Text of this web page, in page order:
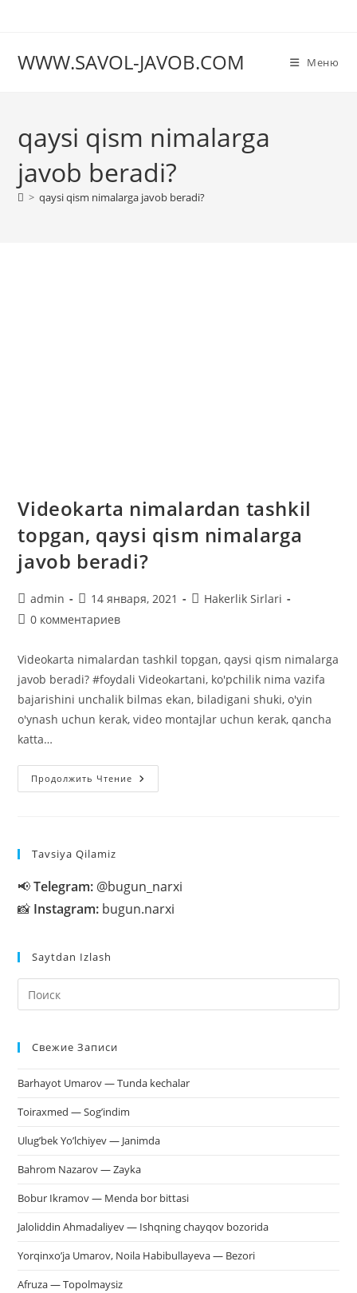
WWW.SAVOL-JAVOB.COM Меню
qaysi qism nimalarga
javob beradi?
> qaysi qism nimalarga javob beradi?
Videokarta nimalardan tashkil
topgan, qaysi qism nimalarga
javob beradi?
Автор
записи:
admin
Запись
опубликована:
14 января, 2021
Рубрика
Hakerlik Sirlari
Комментарии
записи:
0 комментариев
Videokarta nimalardan tashkil topgan, qaysi qism nimalarga
javob beradi? #foydali Videokartani, ko'pchilik nima vazifa
bajarishini unchalik bilmas ekan, biladigani shuki, o'yin
o'ynash uchun kerak, video montajlar uchun kerak, qancha
katta…
Продолжить Чтение Videokarta
Nimalardan
Tavsiya Qilamiz
📢Telegram: @bugun_narxi
📸 Instagram: bugun.narxi
Saytdan Izlash
Свежие Записи
Barhayot Umarov — Tunda kechalar
Toiraxmed — Sog’indim
Ulug’bek Yo’lchiyev — Janimda
Bahrom Nazarov — Zayka
Bobur Ikramov — Menda bor bittasi
Jaloliddin Ahmadaliyev — Ishqning chayqov bozorida
Yorqinxo’ja Umarov, Noila Habibullayeva — Bezori
Afruza — Topolmaysiz